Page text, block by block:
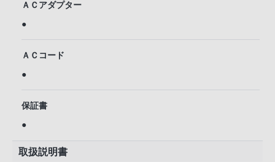
ＡＣアダプター
●
ＡＣコード
●
保証書
●
取扱説明書